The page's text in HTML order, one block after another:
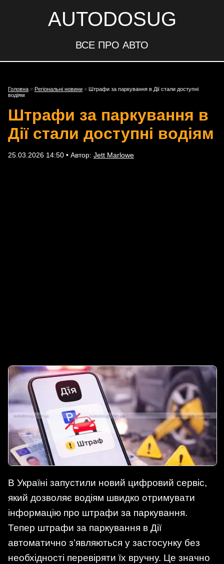
AUTODOSUG
ВСЕ ПРО АВТО
Головна » Регіональні новини » Штрафи за паркування в Дії стали доступні
водіям
Штрафи за паркування в
Дії стали доступні водіям
25.03.2026 14:50 • Автор: Jett Marlowe
В Україні запустили новий цифровий сервіс,
який дозволяє водіям швидко отримувати
інформацію про штрафи за паркування.
Тепер штрафи за паркування в Дії
автоматично з’являються у застосунку без
необхідності перевіряти їх вручну. Це значно